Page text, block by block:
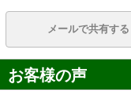
メールで共有する
お客様の声